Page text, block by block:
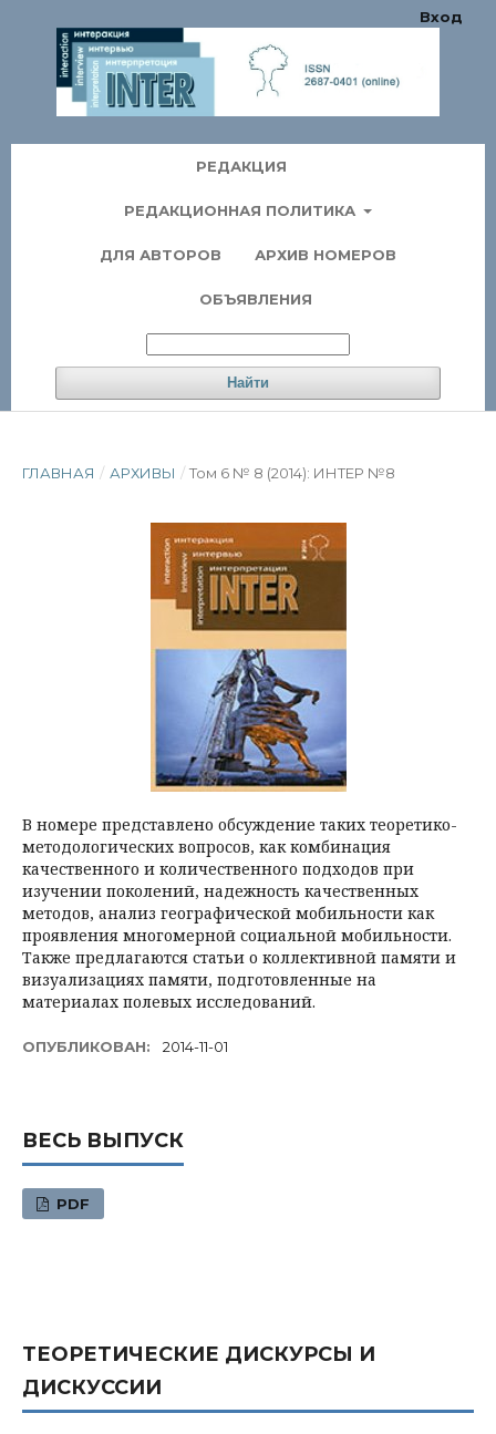
РЕДАКЦИЯ
РЕДАКЦИОННАЯ ПОЛИТИКА
ДЛЯ АВТОРОВ АРХИВ НОМЕРОВ
ОБЪЯВЛЕНИЯ
Найти
Вход
ГЛАВНАЯ / АРХИВЫ / Том 6 № 8 (2014): ИНТЕР №8
В номере представлено обсуждение таких теоретико-
методологических вопросов, как комбинация
качественного и количественного подходов при
изучении поколений, надежность качественных
методов, анализ географической мобильности как
проявления многомерной социальной мобильности.
Также предлагаются статьи о коллективной памяти и
визуализациях памяти, подготовленные на
материалах полевых исследований.
ОПУБЛИКОВАН: 2014-11-01
ВЕСЬ ВЫПУСК
PDF
ТЕОРЕТИЧЕСКИЕ ДИСКУРСЫ И
ДИСКУССИИ